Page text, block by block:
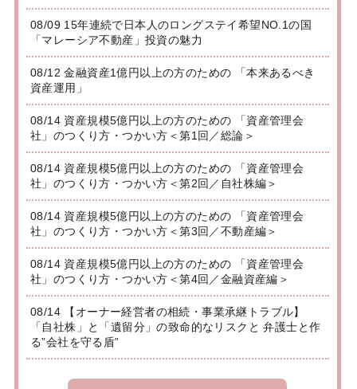
08/09 15年連続で日本人のロングステイ希望NO.1の国
「マレーシア不動産」投資の魅力
08/12 金融資産1億円以上の方のための 「本来あるべき
資産運用」
08/14 資産規模5億円以上の方のための 「資産管理会
社」のつくり方・つかい方＜第1回／総論＞
08/14 資産規模5億円以上の方のための 「資産管理会
社」のつくり方・つかい方＜第2回／自社株編＞
08/14 資産規模5億円以上の方のための 「資産管理会
社」のつくり方・つかい方＜第3回／不動産編＞
08/14 資産規模5億円以上の方のための 「資産管理会
社」のつくり方・つかい方＜第4回／金融資産編＞
08/14 【オーナー経営者の相続・事業承継トラブル】
「自社株」と「遺留分」の致命的なリスクと 弁護士と作
る”会社を守る盾”